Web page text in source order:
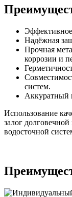
Надёжная
Прочная
коррозии и
систем.
Аккуратный
Использование
залог
водосточной